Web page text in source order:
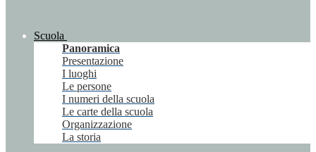
Scuola
Panoramica
Presentazione
I luoghi
Le persone
I numeri della scuola
Le carte della scuola
Organizzazione
La storia